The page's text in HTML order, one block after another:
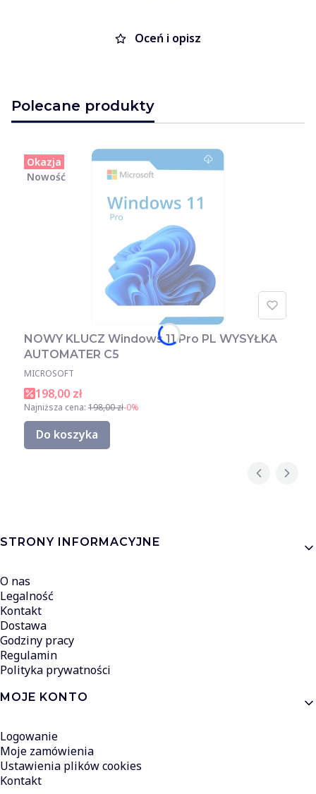
Oceń i opisz
Polecane produkty
Okazja
Nowość
NOWY KLUCZ Windows 11 Pro PL WYSYŁKA
AUTOMATER C5
MICROSOFT
198,00 zł
Najniższa cena: 198,00 zł-0%
Do koszyka
Linki w stopce
STRONY INFORMACYJNE
O nas
Legalność
Kontakt
Dostawa
Godziny pracy
Regulamin
Polityka prywatności
MOJE KONTO
Logowanie
Moje zamówienia
Ustawienia plików cookies
Kontakt